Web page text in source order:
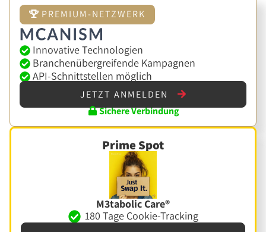
PREMIUM-NETZWERK
Innovative Technologien
Branchenübergreifende Kampagnen
API-Schnittstellen möglich
JETZT ANMELDEN
Sichere Verbindung
Prime Spot
M3tabolic Care®
180 Tage Cookie-Tracking